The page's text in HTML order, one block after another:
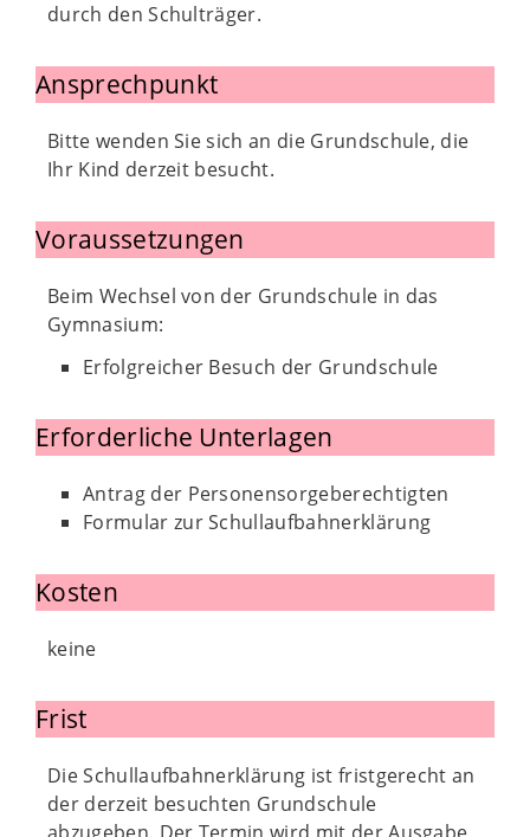
durch den Schulträger.
Ansprechpunkt
Bitte wenden Sie sich an die Grundschule, die
Ihr Kind derzeit besucht.
Voraussetzungen
Beim Wechsel von der Grundschule in das
Gymnasium:
Erfolgreicher Besuch der Grundschule
Erforderliche Unterlagen
Antrag der Personensorgeberechtigten
Formular zur Schullaufbahnerklärung
Kosten
keine
Frist
Die Schullaufbahnerklärung ist fristgerecht an
der derzeit besuchten Grundschule